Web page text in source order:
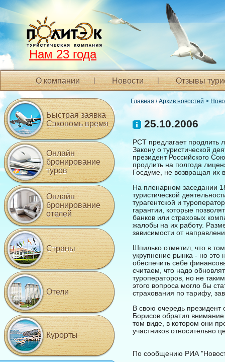
Нам 23 года
О компании Новости Отзывы
Главная /Архив новостей >
25.10.2006
РСТ предлагает продлить
Закону о туристической
президент Российского
продлить на полгода
Госдуме, не возвращая их
На пленарном заседании
туристической
турагентской и
гарантии, которые
банков или страховых
жалобы на их работу.
зависимости от
Шпилько отметил, что в
укрупнение рынка - но это
обеспечить себе
считаем, что надо
туроператоров, но не
этого вопроса могло бы
страхования по тарифу,
В свою очередь
Борисов обратил
том виде, в котором они
участников относительно
По сообщению РИА
Быстрая заявка
Сэкономь время
Онлайн
бронирование
туров
Онлайн
бронирование
отелей
Страны
Отели
Курорты